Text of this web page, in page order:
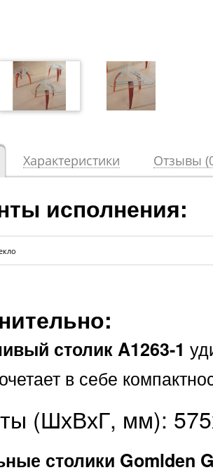
Характеристики Отзывы
исполнения:
столик A1263-1
в себе
(ШхВхГ, мм):
столики Gomlden